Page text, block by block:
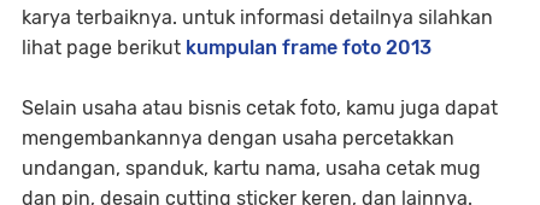
karya terbaiknya. untuk informasi detailnya silahkan
lihat page berikut kumpulan frame foto 2013
Selain usaha atau bisnis cetak foto, kamu juga dapat
mengembankannya dengan usaha percetakkan
undangan, spanduk, kartu nama, usaha cetak mug
dan pin, desain cutting sticker keren, dan lainnya.